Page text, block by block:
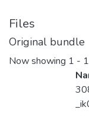
Files
Original bundle
Now showing 1 -